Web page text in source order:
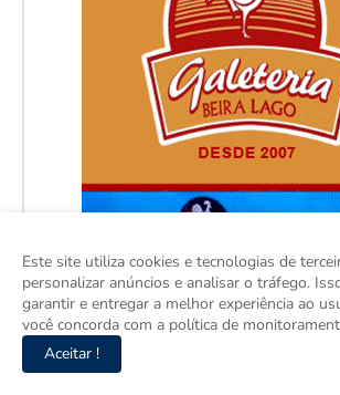
Este site utiliza cookies e tecnologias de
personalizar anúncios e analisar o tráfego.
garantir e entregar a melhor experiência ao
você concorda com a política de
Aceitar !